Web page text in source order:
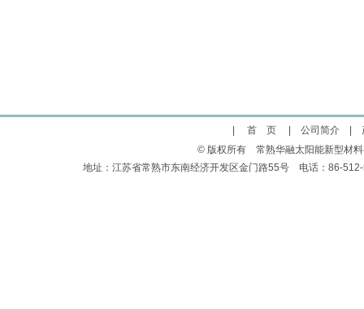
首 页| 公司简介|
© 版权所有 常熟华融太阳能新型材
地址：江苏省常熟市东南经济开发区金门路55号 电话：86-